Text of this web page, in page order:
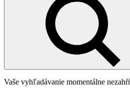
Vaše vyhľadávanie momentálne